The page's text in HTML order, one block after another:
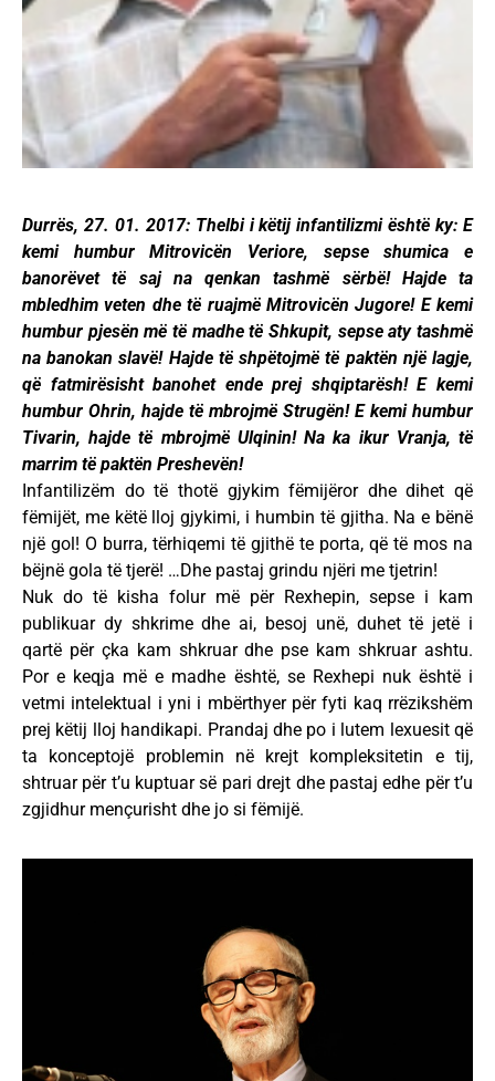
Durrës, 27. 01. 2017: Thelbi i këtij infantilizmi është ky: E
kemi humbur Mitrovicën Veriore, sepse shumica e
banorëvet të saj na qenkan tashmë sërbë! Hajde ta
mbledhim veten dhe të ruajmë Mitrovicën Jugore! E kemi
humbur pjesën më të madhe të Shkupit, sepse aty tashmë
na banokan slavë! Hajde të shpëtojmë të paktën një lagje,
që fatmirësisht banohet ende prej shqiptarësh! E kemi
humbur Ohrin, hajde të mbrojmë Strugën! E kemi humbur
Tivarin, hajde të mbrojmë Ulqinin! Na ka ikur Vranja, të
marrim të paktën Preshevën!
Infantilizëm do të thotë gjykim fëmijëror dhe dihet që
fëmijët, me këtë lloj gjykimi, i humbin të gjitha. Na e bënë
një gol! O burra, tërhiqemi të gjithë te porta, që të mos na
bëjnë gola të tjerë! …Dhe pastaj grindu njëri me tjetrin!
Nuk do të kisha folur më për Rexhepin, sepse i kam
publikuar dy shkrime dhe ai, besoj unë, duhet të jetë i
qartë për çka kam shkruar dhe pse kam shkruar ashtu.
Por e keqja më e madhe është, se Rexhepi nuk është i
vetmi intelektual i yni i mbërthyer për fyti kaq rrëzikshëm
prej këtij lloj handikapi. Prandaj dhe po i lutem lexuesit që
ta konceptojë problemin në krejt kompleksitetin e tij,
shtruar për t’u kuptuar së pari drejt dhe pastaj edhe për t’u
zgjidhur mençurisht dhe jo si fëmijë.